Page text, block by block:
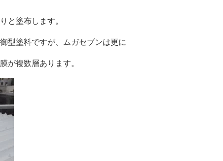
と塗布します。
型塗料ですが、ムガセブンは更に
が複数層あります。